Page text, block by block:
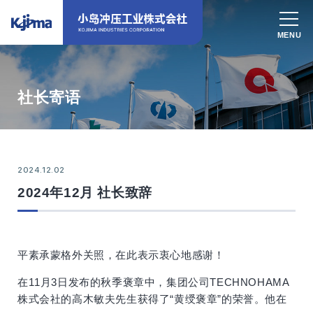
社长寄语
2024.12.02
2024年12月 社长致辞
平素承蒙格外关照，在此表示衷心地感谢！
在11月3日发布的秋季褒章中，集团公司TECHNOHAMA
株式会社的高木敏夫先生获得了“黄绶褒章”的荣誉。他在